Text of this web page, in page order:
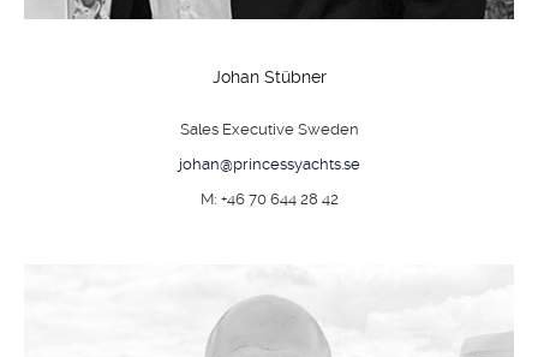
Johan Stübner
Sales Executive Sweden
johan@princessyachts.se
M: +46 70 644 28 42